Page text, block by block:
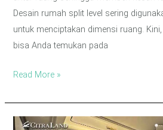
Desain rumah split level sering
untuk menciptakan dimensi ruang.
bisa Anda temukan pada
Read More »
Tips